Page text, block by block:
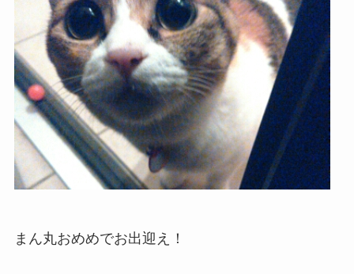
まん丸おめめでお出迎え！